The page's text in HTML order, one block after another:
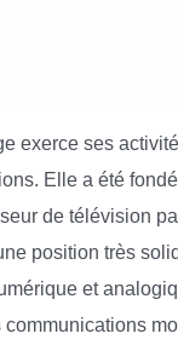
exerce ses
Elle a été
de télévision
position très
et